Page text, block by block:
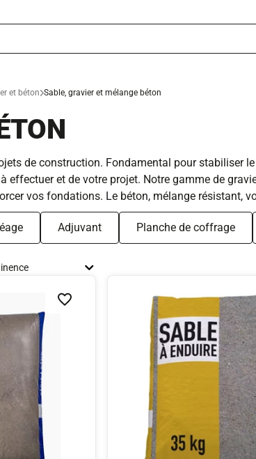
et béton Sable, gravier et mélange béton
de construction. Fondamental pour stabiliser
et de votre projet. Notre gamme de
vos fondations. Le béton, mélange résistant,
Adjuvant Planche de coffrage
Ajouter à la liste de souhaits